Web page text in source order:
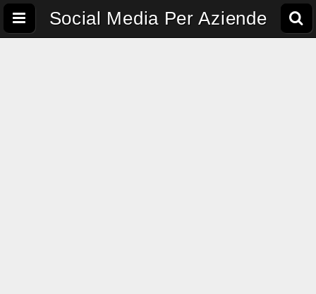
Social Media Per Aziende